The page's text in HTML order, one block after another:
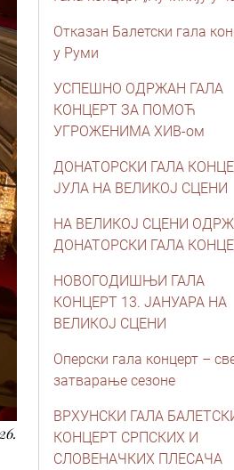
Отказан Балетски гала
у Руми
УСПЕШНО ОДРЖАН ГАЛА
КОНЦЕРТ ЗА ПОМОЋ
УГРОЖЕНИМА ХИВ-ом
ДОНАТОРСКИ ГАЛА
ЈУЛА НА ВЕЛИКОЈ СЦЕНИ
НА ВЕЛИКОЈ СЦЕНИ
ДОНАТОРСКИ ГАЛА
НОВОГОДИШЊИ ГАЛА
КОНЦЕРТ 13. ЈАНУАРА НА
ВЕЛИКОЈ СЦЕНИ
Оперски гала концерт –
затварање сезоне
ВРХУНСКИ ГАЛА
КОНЦЕРТ СРПСКИХ И
СЛОВЕНАЧКИХ ПЛЕСАЧА